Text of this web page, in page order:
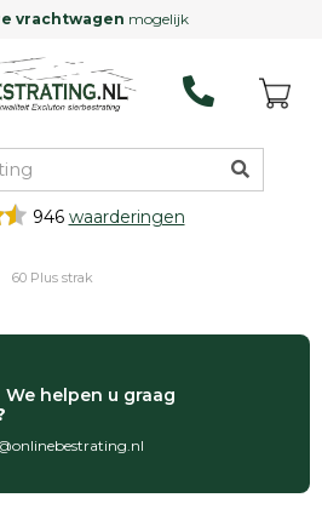
vrachtwagen mogelijk
946 waarderingen
60 Plus strak
We helpen u graag